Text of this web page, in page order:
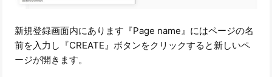
新規登録画面内にあります『Page name』にはページの名
前を入力し『CREATE』ボタンをクリックすると新しいペ
ージが開きます。